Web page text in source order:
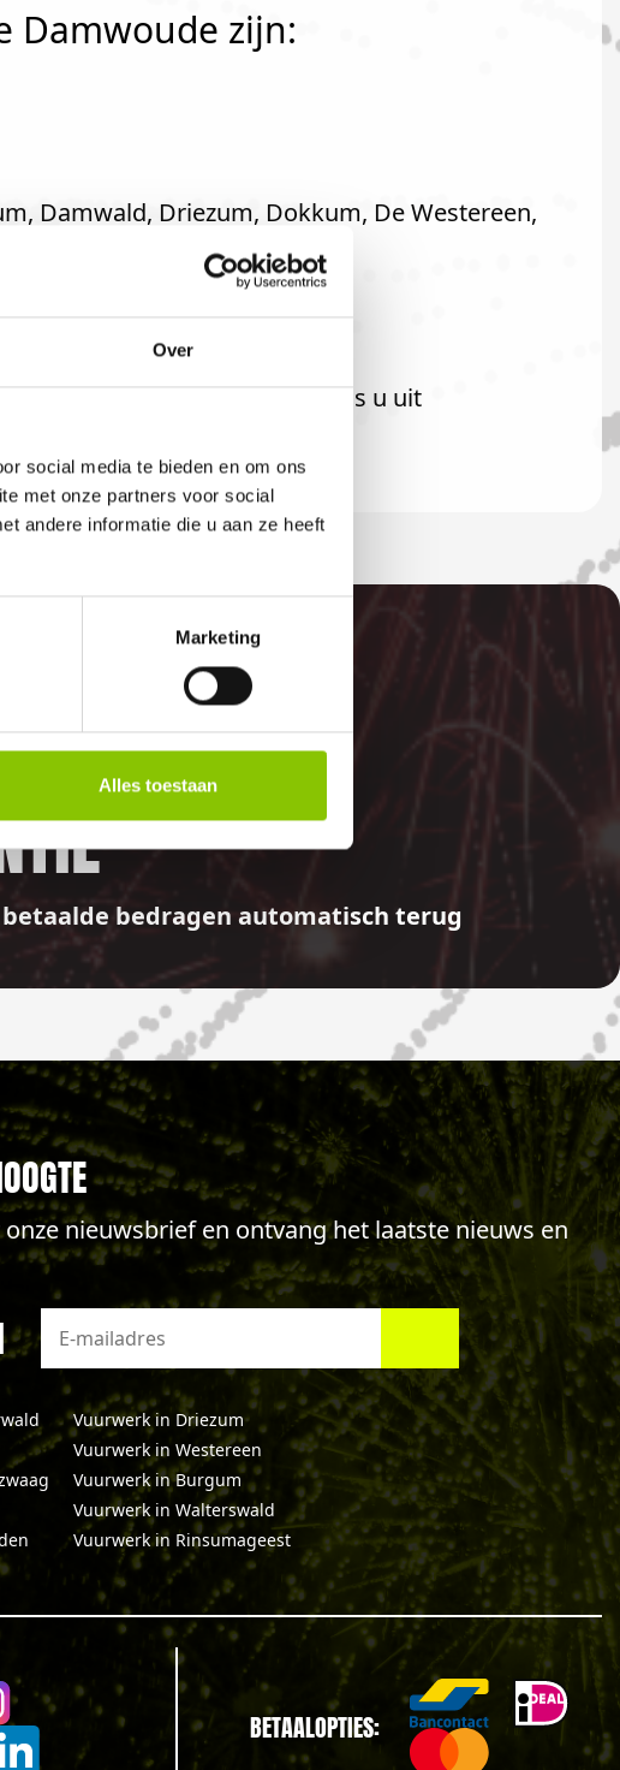
Over
social media te bieden en om ons
met onze partners voor social
andere informatie die u aan ze heeft
Marketing
Alles toestaan
Damwoude zijn:
Damwald, Driezum, Dokkum, De Westereen,
bent uiteraard ook welkom als u uit
bedragen automatisch terug
nieuwsbrief en ontvang het laatste nieuws en
Vuurwerk in Driezum
Vuurwerk in Westereen
Vuurwerk in Burgum
Vuurwerk in Walterswald
Vuurwerk in Rinsumageest
BETAALOPTIES: